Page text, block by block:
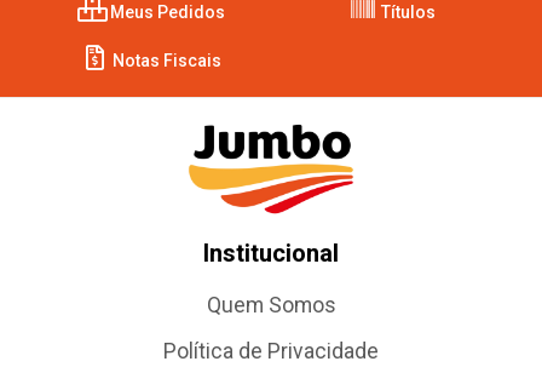
Meus Pedidos Títulos
Notas Fiscais
Institucional
Quem Somos
Política de Privacidade